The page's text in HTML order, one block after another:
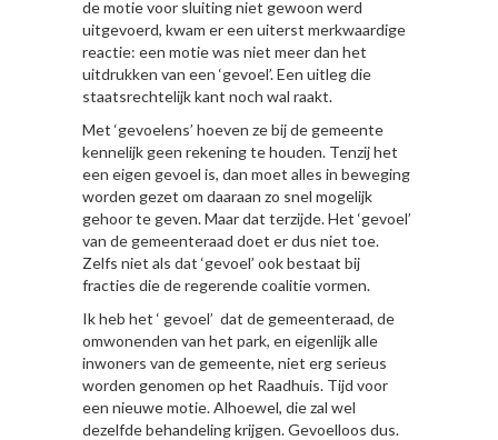
de motie voor sluiting niet gewoon werd
uitgevoerd, kwam er een uiterst merkwaardige
reactie: een motie was niet meer dan het
uitdrukken van een ‘gevoel’. Een uitleg die
staatsrechtelijk kant noch wal raakt.
Met ‘gevoelens’ hoeven ze bij de gemeente
kennelijk geen rekening te houden. Tenzij het
een eigen gevoel is, dan moet alles in beweging
worden gezet om daaraan zo snel mogelijk
gehoor te geven. Maar dat terzijde. Het ‘gevoel’
van de gemeenteraad doet er dus niet toe.
Zelfs niet als dat ‘gevoel’ ook bestaat bij
fracties die de regerende coalitie vormen.
Ik heb het ‘ gevoel’ dat de gemeenteraad, de
omwonenden van het park, en eigenlijk alle
inwoners van de gemeente, niet erg serieus
worden genomen op het Raadhuis. Tijd voor
een nieuwe motie. Alhoewel, die zal wel
dezelfde behandeling krijgen. Gevoelloos dus.